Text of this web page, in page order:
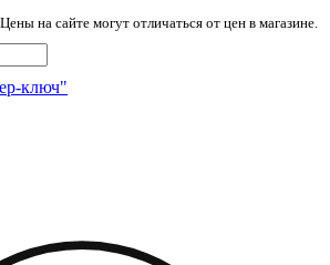
на сайте могут отличаться от цен в магазине.